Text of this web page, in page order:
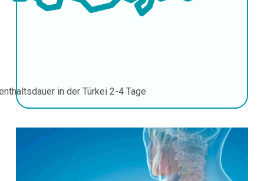
in der Türkei 2-4 Tage